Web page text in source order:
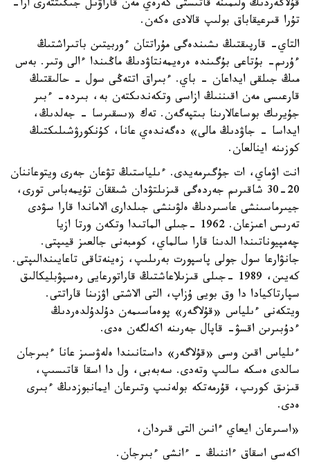
قۇلاگەردىڭ ولىمىنە قاتىستى كەرەي مەن قاراۋىل جىگىتتەرى ارا-
تۇرا قىرعيقاباق بولىپ قالادى ەكەن.
التاي- قارپىقتىڭ ىشىندەگى مۇراتتان ءوربيتىن باتىراشتىڭ
ءۇرىم- بۇتاعى بۇگىندە ەرەيمەنتاۋدىڭ ماڭىندا ءالى وتىر. بەس
مىڭ جىلقى ايداعان - باي. ءبىراق اتتەڭى سول - حالىقتىڭ
قارعىسى مەن اقىننىڭ ازاسى وتكەندىكتەن بە، بىردە- ءبىر
جۇيرىك بوساعالارىنا بىتپەگەن. تەك «ىسقىرسا - جەلدىڭ،
ايداسا - جاۋدىڭ مالى» دەگەندەي عانا، كۇنكورۋشىلىكتىڭ
كوزىنە اينالعان.
انت اۋماي، ات جۇگىرمەيدى. ءىلياستىڭ تۋعان جەرى ويتوعاننان
20-30 شاقىرىم جەردەگى قىزىلتۋدان شىققان تۇيمەباس تورى،
جيىرماسىنشى عاسىردىڭ ەلۋىنشى جىلدارى الاماندا قارا سۋدى
تەرىس اعىزعان. 1962 -جىلى الماتىدا وتكەن ورتا ازيا
چەمپيوناتىندا الدىنا قارا سالماي، كومبەنى جالعىز قيىپتى.
جانۋارعا سول جولى پاسپورت بەرىلىپ، زەينەتاقى تاعايىندالىپتى.
كەيىن، 1989 -جىلى قىزىلاعاشتىڭ قاراتورعايى رەسپۋبليكالىق
سپارتاكيادا دا وق بويى ۇزاپ، التى الاشتى اۋزىنا قاراتتى.
ويتكەنى ءىلياس «قۇلاگەر» پوەماسىمەن دۇلدۇلدەردىڭ
ءدۇبىرىن اقسۋ- قاپال جەرىنە اكەلگەن ەدى.
ءىلياس اقىن وسى «قۇلاگەر» داستانىندا ەلەۋسىز عانا ءبىرجان
سالدى ەسكە سالىپ وتەدى. سەبەبى، ول دا اسقا قاتىسىپ،
قىزىق كورىپ، قۇرمەتكە بولەنىپ وتىرعان ايمانبوزدىڭ ءبىرى
ەدى.
«اسىرعان ايعاي ءانىن التى قىردان،
اكەسى اسقاق ءاننىڭ - ءانشى ءبىرجان.